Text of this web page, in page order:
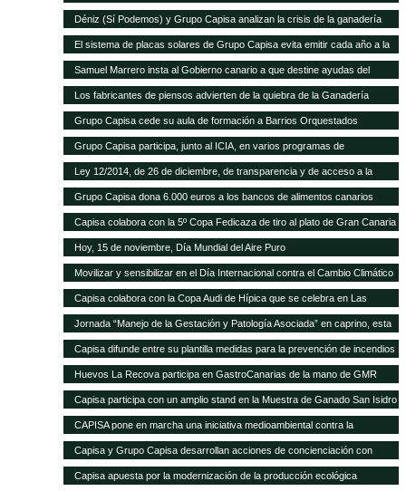
ganadería canaria
Déniz (Sí Podemos) y Grupo Capisa analizan la crisis de la ganadería
canaria
El sistema de placas solares de Grupo Capisa evita emitir cada año a la
atmósfera 95,5 toneladas de CO2
Samuel Marrero insta al Gobierno canario a que destine ayudas del
Fondo de Recuperación a la ganadería, en peligro de desaparecer por la
crisis
Los fabricantes de piensos advierten de la quiebra de la Ganadería
canaria y demandan ayudas directas a las explotaciones
Grupo Capisa cede su aula de formación a Barrios Orquestados
Grupo Capisa participa, junto al ICIA, en varios programas de
investigación ganadera
Ley 12/2014, de 26 de diciembre, de transparencia y de acceso a la
información pública.
Grupo Capisa dona 6.000 euros a los bancos de alimentos canarios
Capisa colabora con la 5º Copa Fedicaza de tiro al plato de Gran Canaria
Hoy, 15 de noviembre, Día Mundial del Aire Puro
Movilizar y sensibilizar en el Día Internacional contra el Cambio Climático
Capisa colabora con la Copa Audi de Hípica que se celebra en Las
Palmas
Jornada “Manejo de la Gestación y Patología Asociada” en caprino, esta
tarde en el Aula Ganadera de Grupo Capisa
Capisa difunde entre su plantilla medidas para la prevención de incendios
Huevos La Recova participa en GastroCanarias de la mano de GMR
Capisa participa con un amplio stand en la Muestra de Ganado San Isidro
Labrador de Uga, en Lanzarote
CAPISA pone en marcha una iniciativa medioambiental contra la
contaminación acústica
Capisa y Grupo Capisa desarrollan acciones de concienciación con
motivo del Día Internacional del Agua
Capisa apuesta por la modernización de la producción ecológica